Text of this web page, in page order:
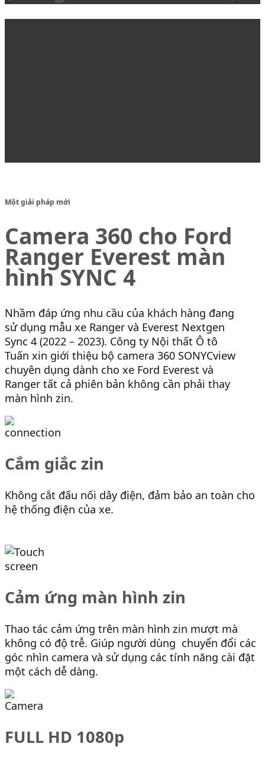
Một giải pháp mới
Camera 360 cho Ford
Ranger Everest màn
hình SYNC 4
Nhầm đáp ứng nhu cầu của khách hàng đang
sử dụng mẫu xe Ranger và Everest Nextgen
Sync 4 (2022 – 2023). Công ty Nội thất Ô tô
Tuấn xin giới thiệu bộ camera 360 SONYCview
chuyên dụng dành cho xe Ford Everest và
Ranger tất cả phiên bản không cần phải thay
màn hình zin.
Cắm giắc zin
Không cắt đấu nối dây điện, đảm bảo an toàn cho
hệ thống điện của xe.
Cảm ứng màn hình zin
Thao tác cảm ứng trên màn hình zin mượt mà
không có độ trễ. Giúp người dùng chuyển đổi các
góc nhìn camera và sử dụng các tính năng cài đặt
một cách dễ dàng.
FULL HD 1080p